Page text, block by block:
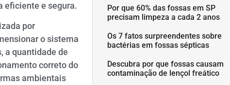
eficiente e segura.
por
o sistema
a quantidade de
correto do
ambientais
Por que 60% das fossas em SP
precisam limpeza a cada 2 anos
Os 7 fatos surpreendentes sobre
bactérias em fossas sépticas
Descubra por que fossas causam
contaminação de lençol freático